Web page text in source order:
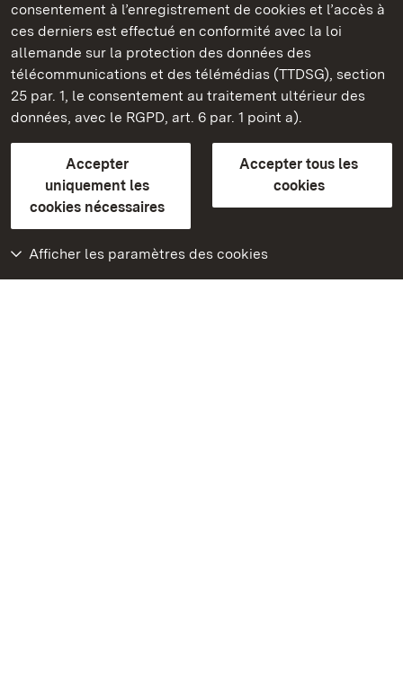
consentement à l’enregistrement de cookies et l’accès à
ces derniers est effectué en conformité avec la loi
allemande sur la protection des données des
télécommunications et des télémédias (TTDSG), section
25 par. 1, le consentement au traitement ultérieur des
données, avec le RGPD, art. 6 par. 1 point a).
Accepter
uniquement les
cookies nécessaires
Accepter tous les
cookies
Afficher les paramètres des cookies
Châteaux et jardins publics du Bade-Wurtemberg
Contact et informationsFAQ et réponsesMentions légales
Protection des données
Explications sur l’accessibilité
BITV-konform (geprüfte Seiten)
plus loin
Accueil
Monuments
Rendez-nous visite